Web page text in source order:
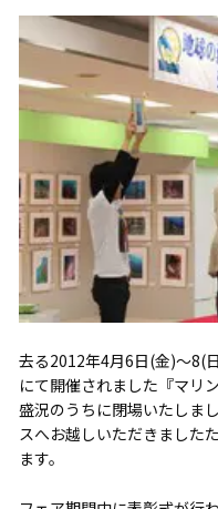
去る2012年4月6日(金)～8(
にて開催されました『マリ
盛況のうちに閉場いたしま
スへお越しいただきました
ます。